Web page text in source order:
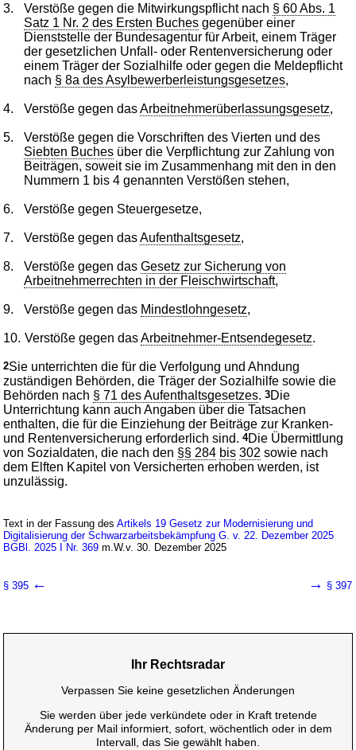
3. Verstöße gegen die Mitwirkungspflicht nach § 60 Abs. 1
Satz 1 Nr. 2 des Ersten Buches gegenüber einer
Dienststelle der Bundesagentur für Arbeit, einem Träger
der gesetzlichen Unfall- oder Rentenversicherung oder
einem Träger der Sozialhilfe oder gegen die Meldepflicht
nach § 8a des Asylbewerberleistungsgesetzes,
4. Verstöße gegen dasArbeitnehmerüberlassungsgesetz,
5.
Verstöße gegen die Vorschriften des Vierten und des
Siebten Buches über die Verpflichtung zur Zahlung von
Beiträgen, soweit sie im Zusammenhang mit den in den
Nummern 1 bis 4 genannten Verstößen stehen,
6. Verstöße gegen Steuergesetze,
7. Verstöße gegen dasAufenthaltsgesetz,
8. Verstöße gegen dasGesetz zur Sicherung von
Arbeitnehmerrechten in der Fleischwirtschaft,
9. Verstöße gegen das Mindestlohngesetz,
10. Verstöße gegen dasArbeitnehmer-Entsendegesetz.
2Sie unterrichten die für die Verfolgung und Ahndung
zuständigen Behörden, die Träger der Sozialhilfe sowie die
Behörden nach § 71 des Aufenthaltsgesetzes.3Die
Unterrichtung kann auch Angaben über die Tatsachen
enthalten, die für die Einziehung der Beiträge zur Kranken-
und Rentenversicherung erforderlich sind.4Die Übermittlung
von Sozialdaten, die nach den §§ 284 bis 302 sowie nach
dem Elften Kapitel von Versicherten erhoben werden, ist
unzulässig.
Text in der Fassung desArtikels 19 Gesetz zur Modernisierung und
Digitalisierung der Schwarzarbeitsbekämpfung G. v. 22. Dezember 2025
BGBl. 2025 I Nr. 369 m.W.v. 30. Dezember 2025
§ 395 ← → § 397
Ihr Rechtsradar
Verpassen Sie keine gesetzlichen Änderungen
Sie werden über jede verkündete oder in Kraft tretende
Änderung per Mail informiert, sofort, wöchentlich oder in dem
Intervall, das Sie gewählt haben.